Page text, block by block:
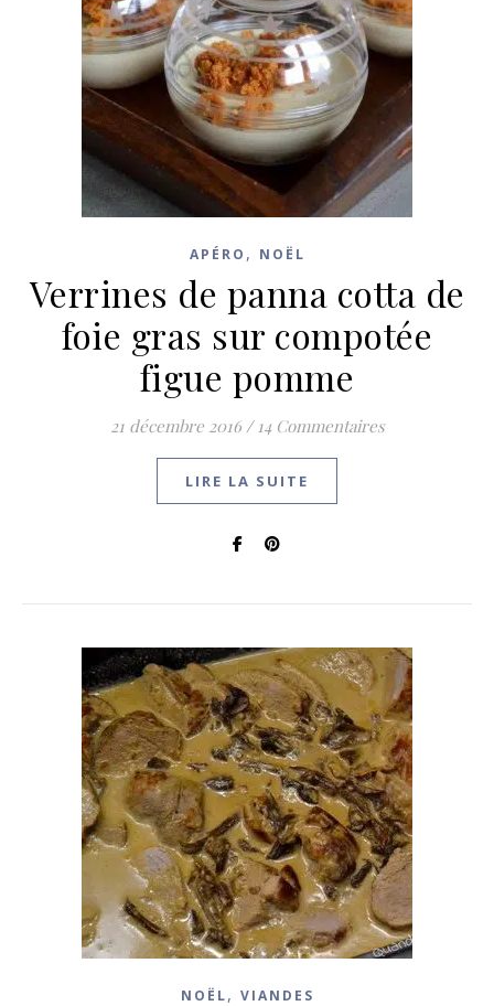
APÉRO , NOËL
Verrines de panna cotta de
foie gras sur compotée
figue pomme
21 décembre 2016 / 14 Commentaires
LIRE LA SUITE
NOËL, VIANDES